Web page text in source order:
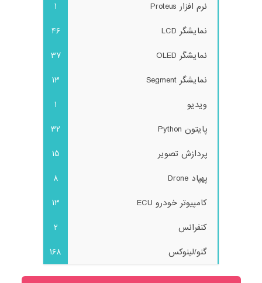
نرم افزار Proteus
1
نمایشگر LCD
46
نمایشگر OLED
37
نمایشگر Segment
13
ویدیو
1
پایتون Python
32
پردازش تصویر
15
پهپاد Drone
8
کامپیوتر خودرو ECU
13
کنفرانس
2
گنو/لینوکس
168